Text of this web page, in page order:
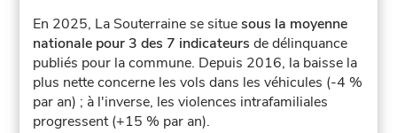
En 2025, La Souterraine se situesous la moyenne
nationale pour 3 des 7 indicateurs de délinquance
publiés pour la commune. Depuis 2016, la baisse la
plus nette concerne les vols dans les véhicules (-4 %
par an) ; à l'inverse, les violences intrafamiliales
progressent (+15 % par an).